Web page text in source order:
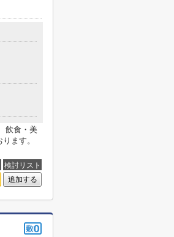
飲食・美
ます。
検討リスト
追加する